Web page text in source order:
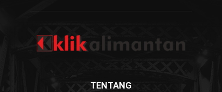
TENTANG